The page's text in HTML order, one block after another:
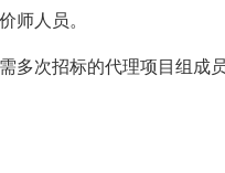
师人员。
多次招标的代理项目组成